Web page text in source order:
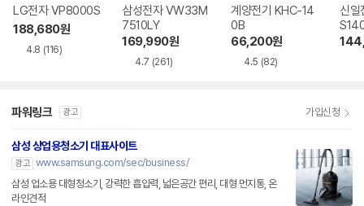
LG전자 VP8000S
188,680원
4.8 (116)
삼성전자 VW33M
7510LY
169,990원
4.7 (261)
계양전기 KHC-14
0B
66,200원
4.5 (82)
신일
파워링크 광고 가입신청
삼성 상업용청소기 대표사이트
광고 www.samsung.com/sec/business/
삼성 업소용 대형청소기, 강력한 흡입력, 넓은공간 편리, 대형 먼지통, 온
라인견적